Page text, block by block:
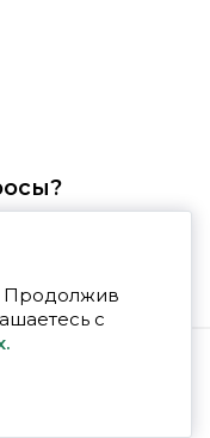
Продолжив
с